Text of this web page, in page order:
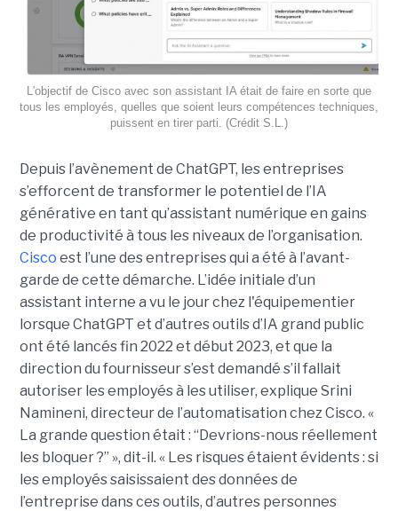
L'objectif de Cisco avec son assistant IA était de faire en sorte que
tous les employés, quelles que soient leurs compétences techniques,
puissent en tirer parti. (Crédit S.L.)
Depuis l’avènement de ChatGPT, les entreprises
s’efforcent de transformer le potentiel de l’IA
générative en tant qu’assistant numérique en gains
de productivité à tous les niveaux de l’organisation.
Cisco est l’une des entreprises qui a été à l’avant-
garde de cette démarche. L’idée initiale d’un
assistant interne a vu le jour chez l'équipementier
lorsque ChatGPT et d’autres outils d’IA grand public
ont été lancés fin 2022 et début 2023, et que la
direction du fournisseur s’est demandé s’il fallait
autoriser les employés à les utiliser, explique Srini
Namineni, directeur de l’automatisation chez Cisco. «
La grande question était : “Devrions-nous réellement
les bloquer ?” », dit-il. « Les risques étaient évidents : si
les employés saisissaient des données de
l’entreprise dans ces outils, d’autres personnes